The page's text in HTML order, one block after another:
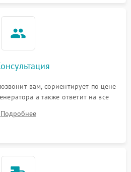
вам, сориентирует по цене
а также ответит на все
Подробнее